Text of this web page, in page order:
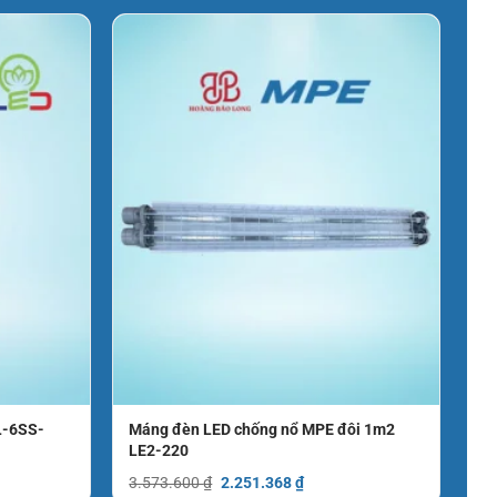
6SS-
Máng đèn LED chống nổ MPE đôi 1m2
LE2-220
3.573.600₫ Giá
2.251.368₫Giá